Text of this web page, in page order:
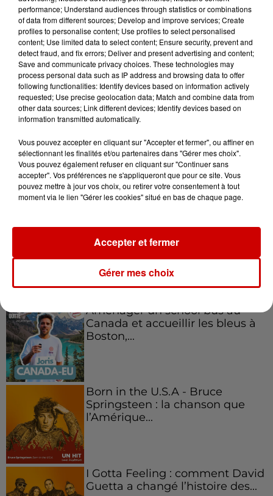
Destination Vacances - Gagnez
votre séjour en famille au cœur
de la...
Destination Vacances : inscrivez-
vous !
Podcasts Voir plus
Kelly Massol, figure
emblématique de
Aménager un school bus au
Canada et accueillir les bleus à
Boston,...
Born in the U.S.A - Bruce
Springsteen : la chanson que
l’Amérique...
I Gotta Feeling : comment David
Guetta a changé l’histoire des...
performance; Understand audiences through statistics or combinations
of data from different sources; Develop and improve services; Create
profiles to personalise content; Use profiles to select personalised
content; Use limited data to select content; Ensure security, prevent and
detect fraud, and fix errors; Deliver and present advertising and content;
Save and communicate privacy choices. These technologies may
process personal data such as IP address and browsing data to offer
following functionalities: Identify devices based on information actively
requested; Use precise geolocation data; Match and combine data from
other data sources; Link different devices; Identify devices based on
information transmitted automatically.
Vous pouvez accepter en cliquant sur "Accepter et fermer", ou affiner en
sélectionnant les finalités et/ou partenaires dans "Gérer mes choix".
Vous pouvez également refuser en cliquant sur "Continuer sans
accepter". Vos préférences ne s'appliqueront que pour ce site. Vous
pouvez mettre à jour vos choix, ou retirer votre consentement à tout
moment via le lien "Gérer les cookies" situé en bas de chaque page.
Gérer mes choix
Accepter et fermer